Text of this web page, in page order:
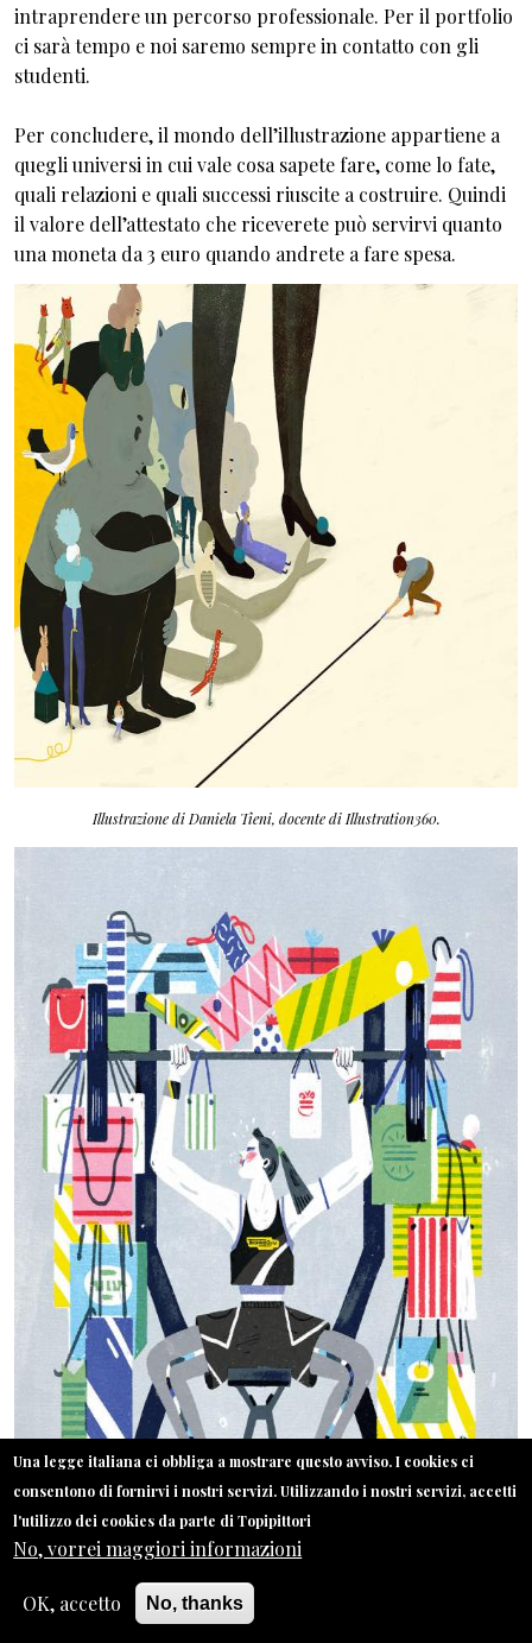
intraprendere un percorso professionale. Per il portfolio
ci sarà tempo e noi saremo sempre in contatto con gli
studenti.
Per concludere, il mondo dell’illustrazione appartiene a
quegli universi in cui vale cosa sapete fare, come lo fate,
quali relazioni e quali successi riuscite a costruire. Quindi
il valore dell’attestato che riceverete può servirvi quanto
una moneta da 3 euro quando andrete a fare spesa.
Illustrazione di Daniela Tieni, docente di Illustration360.
Illustrazione di Irene Rinaldi, docente di Illustration360.
Una legge italiana ci obbliga a mostrare questo avviso. I cookies ci
consentono di fornirvi i nostri servizi. Utilizzando i nostri servizi, accetti
l'utilizzo dei cookies da parte di Topipittori
No, vorrei maggiori informazioni
OK, accetto No, thanks